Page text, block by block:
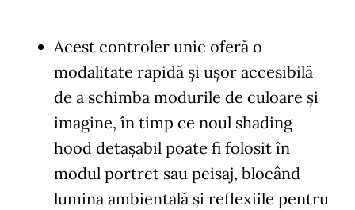
Acest controler unic oferă o
modalitate rapidă şi uşor accesibilă
de a schimba modurile de culoare și
imagine, în timp ce noul shading
hood detașabil poate fi folosit în
modul portret sau peisaj, blocând
lumina ambientală și reflexiile pentru